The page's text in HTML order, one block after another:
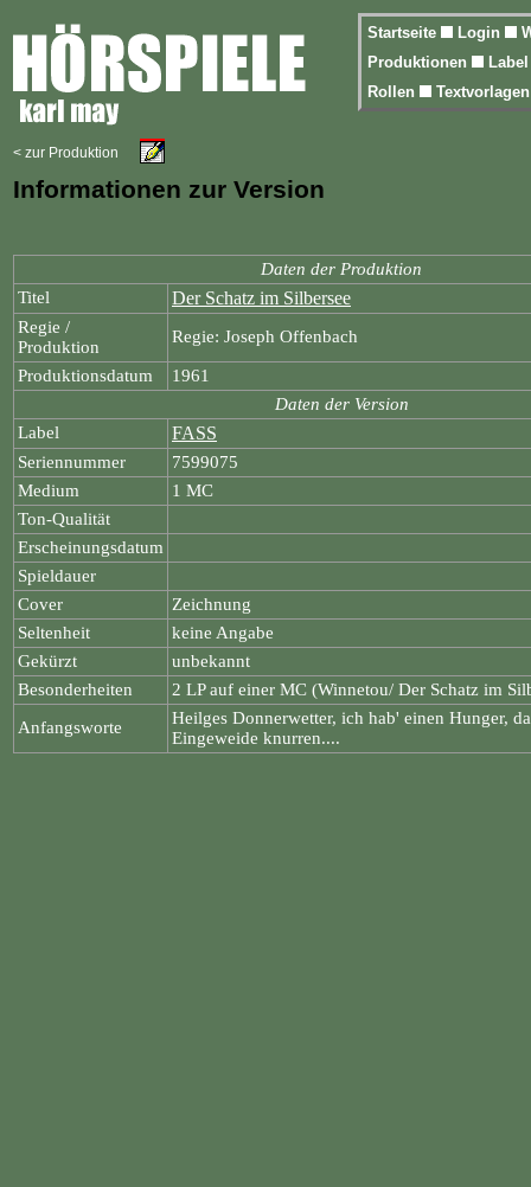
Startseite Login
Produktionen
Rollen
< zur Produktion
Informationen zur Version
Daten der Produktion
Titel
Der Schatz im Silbersee
Regie /
Produktion
Regie: Joseph Offenbach
Produktionsdatum
1961
Daten der Version
Label
FASS
Seriennummer
7599075
Medium
1 MC
Ton-Qualität
Erscheinungsdatum
Spieldauer
Cover
Zeichnung
Seltenheit
keine Angabe
Gekürzt
unbekannt
Besonderheiten
2 LP auf einer MC (Winnetou/ Der Schatz im
Anfangsworte
Heilges Donnerwetter, ich hab' einen Hunger,
Eingeweide knurren....